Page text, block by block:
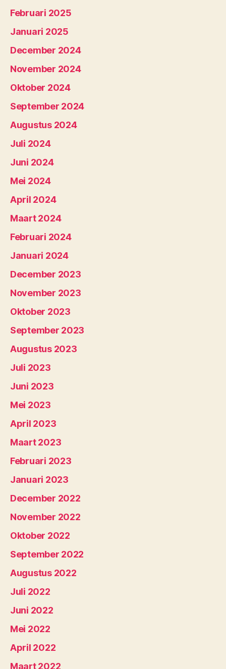
Februari 2025
Januari 2025
December 2024
November 2024
Oktober 2024
September 2024
Augustus 2024
Juli 2024
Juni 2024
Mei 2024
April 2024
Maart 2024
Februari 2024
Januari 2024
December 2023
November 2023
Oktober 2023
September 2023
Augustus 2023
Juli 2023
Juni 2023
Mei 2023
April 2023
Maart 2023
Februari 2023
Januari 2023
December 2022
November 2022
Oktober 2022
September 2022
Augustus 2022
Juli 2022
Juni 2022
Mei 2022
April 2022
Maart 2022